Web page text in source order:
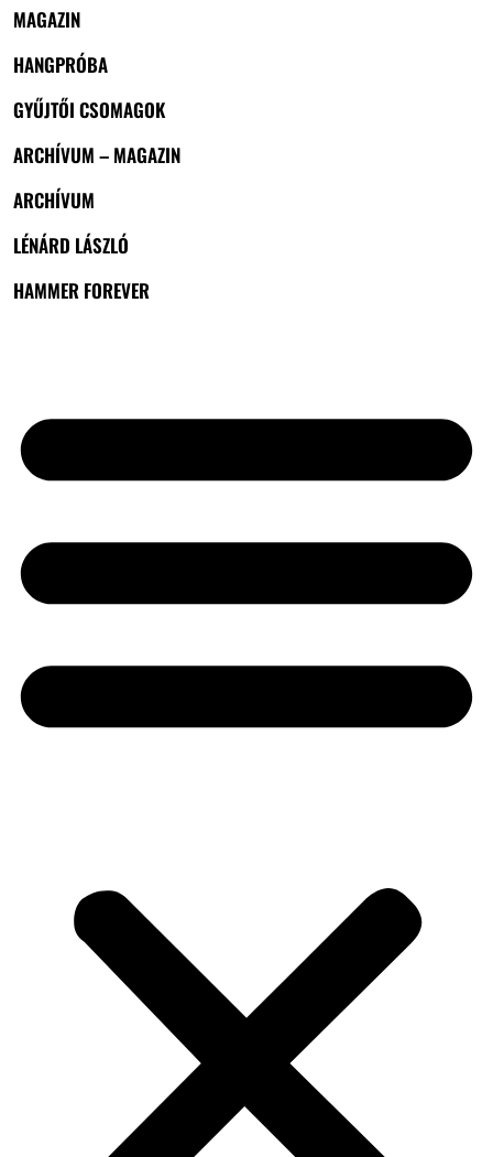
MAGAZIN
HANGPRÓBA
GYŰJTŐI CSOMAGOK
ARCHÍVUM – MAGAZIN
ARCHÍVUM
LÉNÁRD LÁSZLÓ
HAMMER FOREVER